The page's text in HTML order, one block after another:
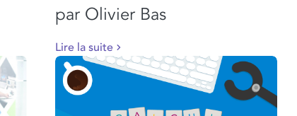
par Olivier Bas
Lire la suite